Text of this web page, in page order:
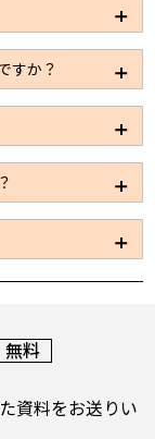
ンスが必要な
などの工事も
は整えており
すか？
に比べると施
工期が限定さ
わせくださ
わってまいり
をさせていた
てはお伝えで
うでしたら作
せください。
より、建屋内
す。
無料
資料をお送りい